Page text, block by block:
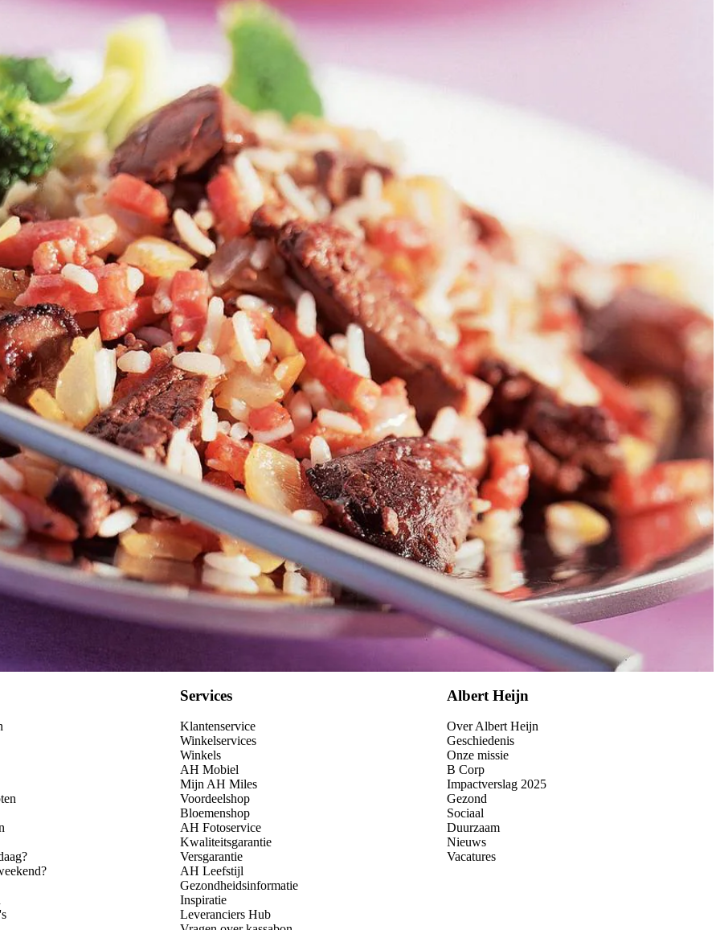
Kies producten
Wat vond je van dit recept?
Services
Klantenservice
Winkelservices
Winkels
AH Mobiel
Mijn AH Miles
Voordeelshop
Bloemenshop
AH Fotoservice
Kwaliteitsgarantie
Versgarantie
AH Leefstijl
Gezondheidsinformatie
Inspiratie
Leveranciers Hub
Albert Heijn
Over Albert Heijn
Geschiedenis
Onze missie
B Corp
Impactverslag 2025
Gezond
Sociaal
Duurzaam
Nieuws
Vacatures